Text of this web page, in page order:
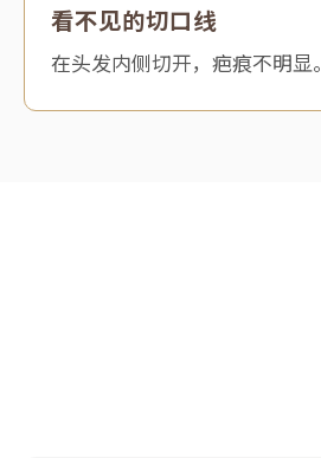
看不见的切口线
在头发内侧切开，疤痕不明显。